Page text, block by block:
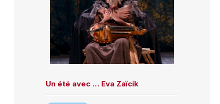
Un été avec … Eva Zaïcik